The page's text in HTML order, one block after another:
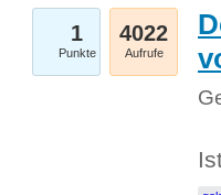
1
Punkte
4022
Aufrufe